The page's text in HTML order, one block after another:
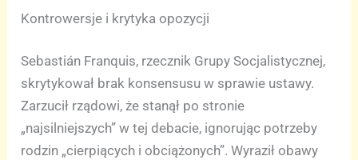
Kontrowersje i krytyka opozycji
Sebastián Franquis, rzecznik Grupy Socjalistycznej,
skrytykował brak konsensusu w sprawie ustawy.
Zarzucił rządowi, że stanął po stronie
„najsilniejszych” w tej debacie, ignorując potrzeby
rodzin „cierpiących i obciążonych”. Wyraził obawy